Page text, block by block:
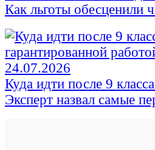
Как льготы обесценили
24.07.2026
Куда идти после 9
Эксперт назвал самые